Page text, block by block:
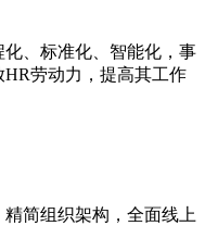
、标准化、智能化，事
HR劳动力，提高其工作
简组织架构，全面线上